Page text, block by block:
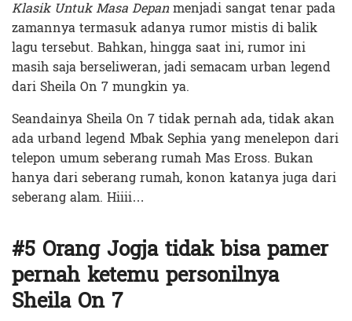
Klasik Untuk Masa Depanmenjadi sangat tenar pada
zamannya termasuk adanya rumor mistis di balik
lagu tersebut. Bahkan, hingga saat ini, rumor ini
masih saja berseliweran, jadi semacam urban legend
dari Sheila On 7 mungkin ya.
Seandainya Sheila On 7 tidak pernah ada, tidak akan
ada urband legend Mbak Sephia yang menelepon dari
telepon umum seberang rumah Mas Eross. Bukan
hanya dari seberang rumah, konon katanya juga dari
seberang alam. Hiiii…
#5 Orang Jogja tidak bisa pamer
pernah ketemu personilnya
Sheila On 7